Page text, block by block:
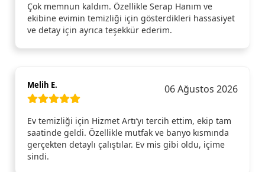
Çok memnun kaldım. Özellikle Serap Hanım ve
ekibine evimin temizliği için gösterdikleri hassasiyet
ve detay için ayrıca teşekkür ederim.
Melih E. 06 Ağustos 2026
Ev temizliği için Hizmet Artı’yı tercih ettim, ekip tam
saatinde geldi. Özellikle mutfak ve banyo kısmında
gerçekten detaylı çalıştılar. Ev mis gibi oldu, içime
sindi.